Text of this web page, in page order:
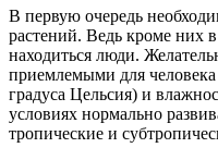
В первую очередь
растений. Ведь кроме них
находиться люди.
приемлемыми для
градуса Цельсия) и
условиях нормально
тропические и